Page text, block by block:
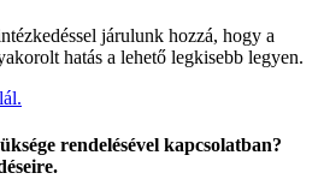
járulunk hozzá, hogy a
hatás a lehető legkisebb legyen.
rendelésével kapcsolatban?